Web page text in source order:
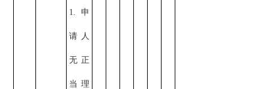
1.申
请人
无正
当理